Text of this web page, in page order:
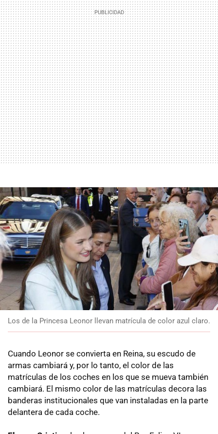
Los de la Princesa Leonor llevan matrícula de color azul claro.
Cuando Leonor se convierta en Reina, su escudo de
armas cambiará y, por lo tanto, el color de las
matrículas de los coches en los que se mueva también
cambiará. El mismo color de las matrículas decora las
banderas institucionales que van instaladas en la parte
delantera de cada coche.